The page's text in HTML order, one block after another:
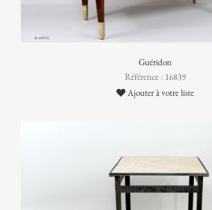
Guéridon
Référence : 16839
Ajouter à votre liste